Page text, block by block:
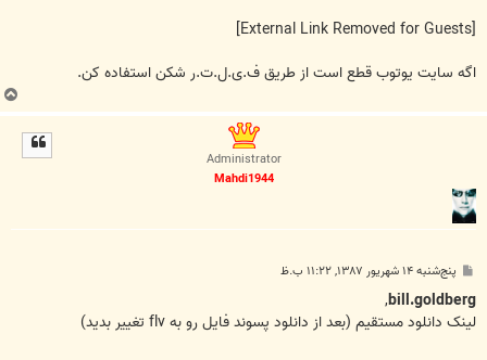
[External Link Removed for Guests]
اگه سایت یوتوب قطع است از طریق ف.ی.ل.ت.ر شکن استفاده کن.
Administrator
Mahdi1944
س
ت
پنج‌شنبه ۱۴ شهریور ۱۳۸۷, ۱۱:۲۲ ب.ظ
bill.goldberg
,
لينک دانلود مستقيم (بعد از دانلود پسوند فايل رو به flv تغيير بديد)